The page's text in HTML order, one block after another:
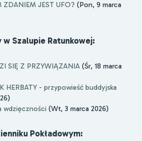
ZDANIEM JEST UFO? (Pon, 9 marca
Szalupie Ratunkowej:
SIĘ Z PRZYWIĄZANIA (Śr, 18 marca
HERBATY - przypowieść buddyjska
wdzięczności (Wt, 3 marca 2026)
Pokładowym: